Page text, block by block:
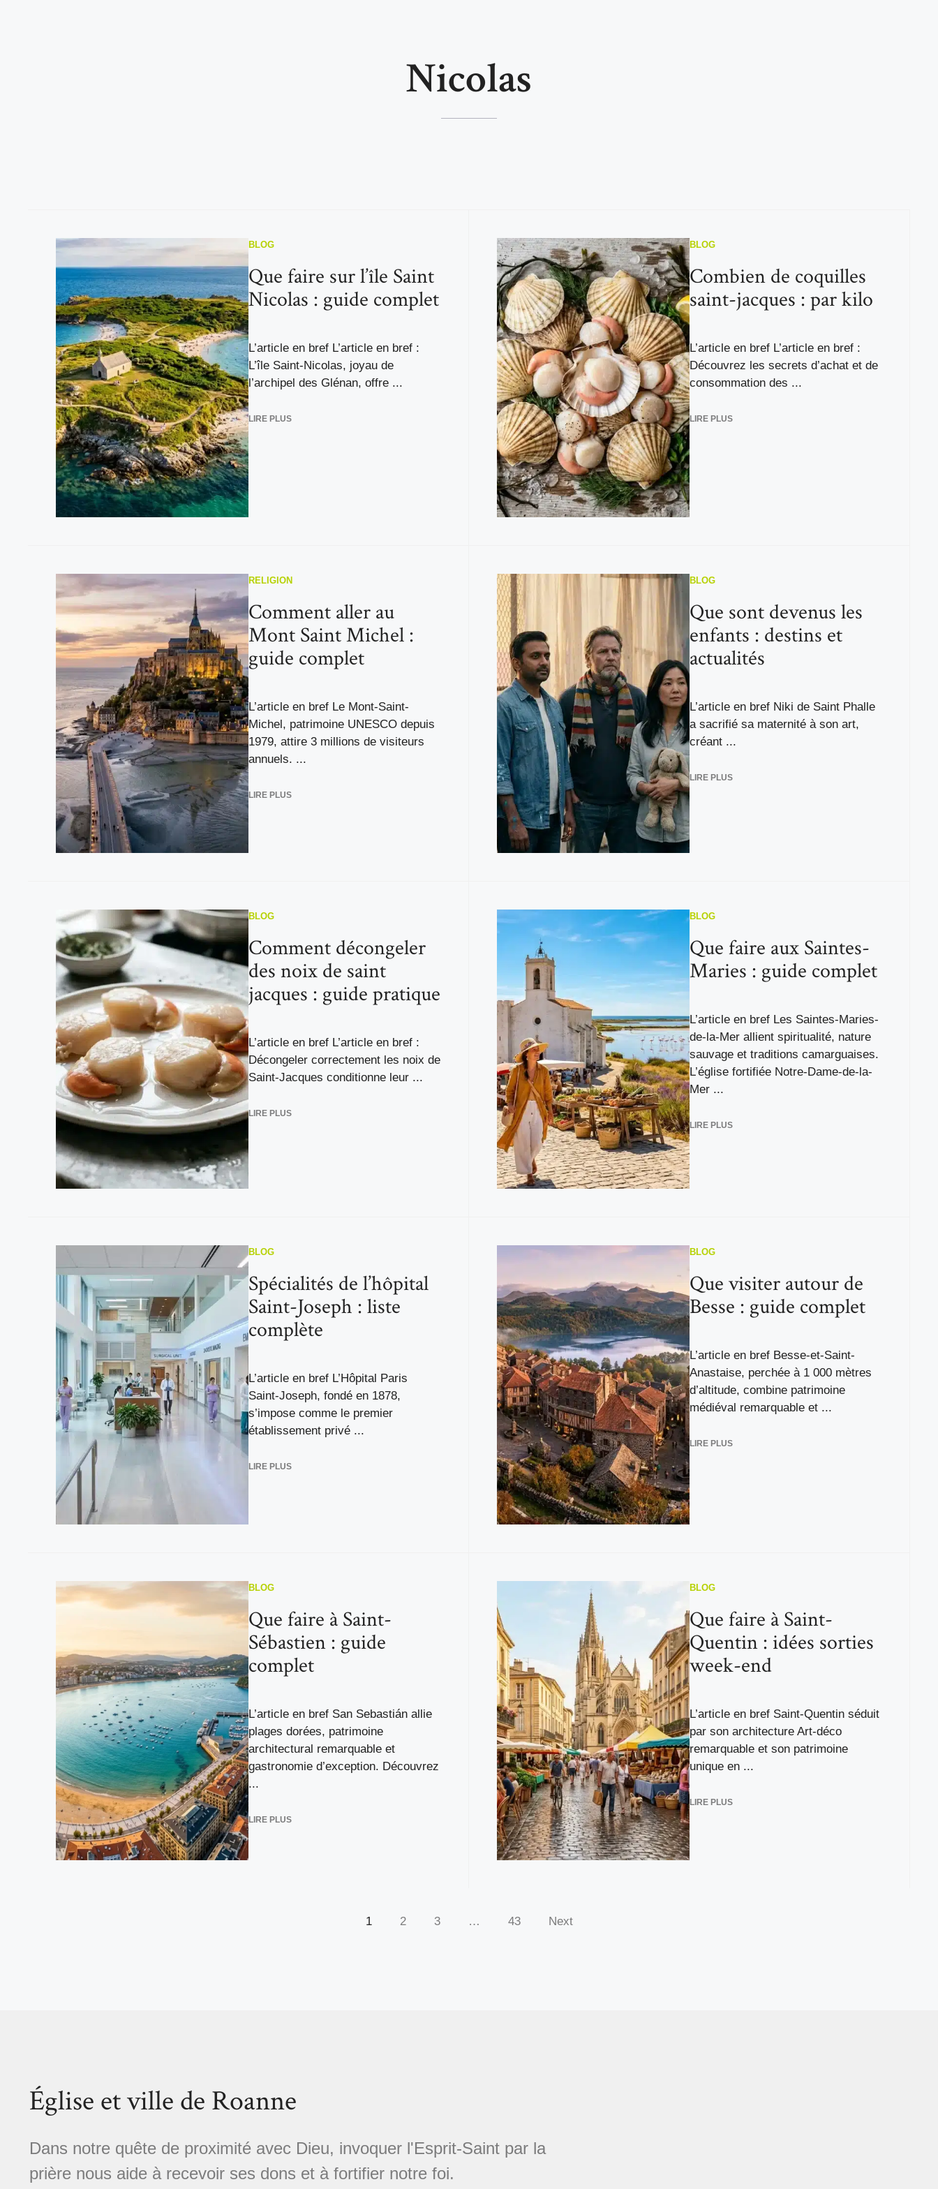
Nicolas
BLOG
Que faire sur l’île Saint
Nicolas : guide complet
L’article en bref L’article en bref :
L’île Saint-Nicolas, joyau de
l’archipel des Glénan, offre ...
LIRE PLUS
BLOG
Combien de coquilles
saint-jacques : par kilo
L’article en bref L’article en bref :
Découvrez les secrets d’achat et de
consommation des ...
LIRE PLUS
RELIGION
Comment aller au
Mont Saint Michel :
guide complet
L’article en bref Le Mont-Saint-
Michel, patrimoine UNESCO depuis
1979, attire 3 millions de visiteurs
annuels. ...
LIRE PLUS
BLOG
Que sont devenus les
enfants : destins et
actualités
L’article en bref Niki de Saint Phalle
a sacrifié sa maternité à son art,
créant ...
LIRE PLUS
BLOG
Comment décongeler
des noix de saint
jacques : guide pratique
L’article en bref L’article en bref :
Décongeler correctement les noix de
Saint-Jacques conditionne leur ...
LIRE PLUS
BLOG
Que faire aux Saintes-
Maries : guide complet
L’article en bref Les Saintes-Maries-
de-la-Mer allient spiritualité, nature
sauvage et traditions camarguaises.
L’église fortifiée Notre-Dame-de-la-
Mer ...
LIRE PLUS
BLOG
Spécialités de l’hôpital
Saint-Joseph : liste
complète
L’article en bref L’Hôpital Paris
Saint-Joseph, fondé en 1878,
s’impose comme le premier
établissement privé ...
LIRE PLUS
BLOG
Que visiter autour de
Besse : guide complet
L’article en bref Besse-et-Saint-
Anastaise, perchée à 1 000 mètres
d’altitude, combine patrimoine
médiéval remarquable et ...
LIRE PLUS
BLOG
Que faire à Saint-
Sébastien : guide
complet
L’article en bref San Sebastián allie
plages dorées, patrimoine
architectural remarquable et
gastronomie d’exception. Découvrez
...
LIRE PLUS
BLOG
Que faire à Saint-
Quentin : idées sorties
week-end
L’article en bref Saint-Quentin séduit
par son architecture Art-déco
remarquable et son patrimoine
unique en ...
LIRE PLUS
1 2 3 … 43 Next
Église et ville de Roanne
Dans notre quête de proximité avec Dieu, invoquer l'Esprit-Saint par la
prière nous aide à recevoir ses dons et à fortifier notre foi.